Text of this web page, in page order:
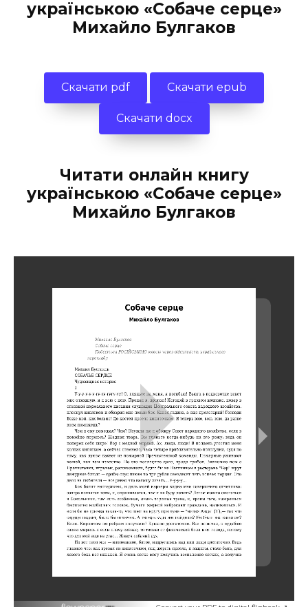
українською «Собаче серце»
Михайло Булгаков
Скачати pdf Скачати epub
Скачати docx
Читати онлайн книгу
українською «Собаче серце»
Михайло Булгаков